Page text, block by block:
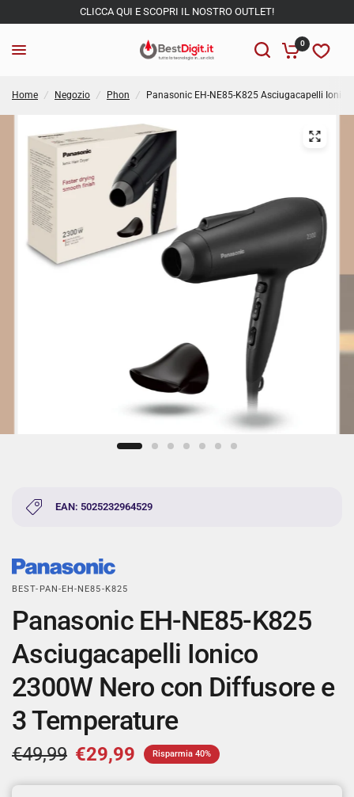
CLICCA QUI E SCOPRI IL NOSTRO OUTLET!
0
Home / Negozio / Phon / Panasonic EH-NE85-K825 Asciugacapelli
EAN: 5025232964529
BEST-PAN-EH-NE85-K825
Panasonic EH-NE85-K825
Asciugacapelli Ionico
2300W Nero con Diffusore e
3 Temperature
€49,99 €29,99 Risparmia 40%